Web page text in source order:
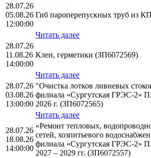
28.07.26
05.08.26
12:00:00
Гиб пароперепускных труб из
Читать далее
28.07.26
11.08.26
14:00:00
Клеи, герметики (ЗП6072569)
Читать далее
28.07.26
03.08.26
13:00:00
"Очистка лотков ливневых
филиала «Сургутская ГРЭС-2»
2026 г. (ЗП6072565)
Читать далее
28.07.26
18.08.26
14:00:00
«Ремонт тепловых,
сетей, хозпитьевого
филиала «Сургутская ГРЭС-2»
2027 – 2029 гг. (ЗП6072557)